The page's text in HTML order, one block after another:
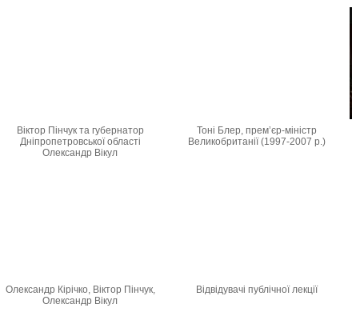
Віктор Пінчук та губернатор
Дніпропетровської області
Олександр Вікул
Тоні Блер, прем’єр-міністр
Великобританії (1997-2007 р.)
Олександр Кірічко, Віктор Пінчук,
Олександр Вікул
Відвідувачі публічної лекції